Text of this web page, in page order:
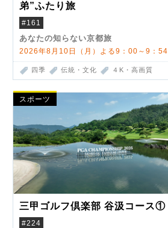
弟”ふたり旅
#161
あなたの知らない京都旅
2026年8月10日（月）よる9：00～9：54
四季 伝統・文化 ４K・高画質
スポーツ
三甲ゴルフ倶楽部 谷汲コース①
#224